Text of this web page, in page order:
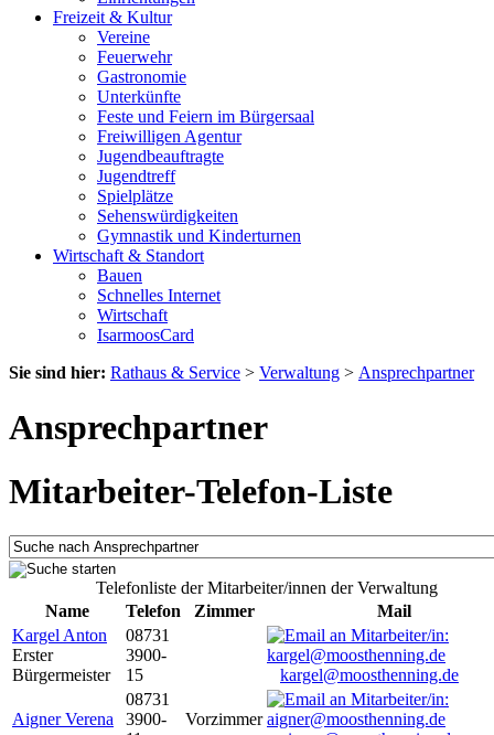
Freizeit & Kultur
Vereine
Feuerwehr
Gastronomie
Unterkünfte
Feste und Feiern im Bürgersaal
Freiwilligen Agentur
Jugendbeauftragte
Jugendtreff
Spielplätze
Sehenswürdigkeiten
Gymnastik und Kinderturnen
Wirtschaft & Standort
Bauen
Schnelles Internet
Wirtschaft
IsarmoosCard
Sie sind hier: Rathaus & Service > Verwaltung > Ansprechpartner
Ansprechpartner
Mitarbeiter-Telefon-Liste
Telefonliste der Mitarbeiter/innen der Verwaltung
Name
Telefon Zimmer
Mail
Kargel Anton
Erster
Bürgermeister
08731
3900-
15
kargel@moosthenning.de
Aigner Verena
08731
3900-
Vorzimmer